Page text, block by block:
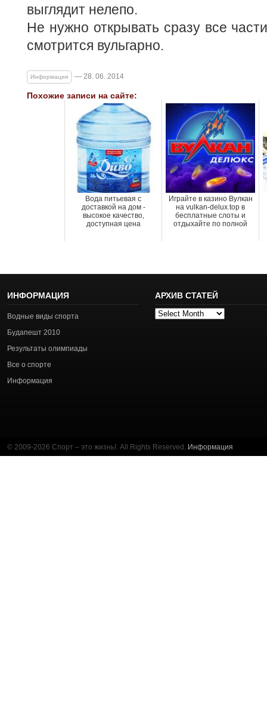
выглядит нелепо.
Не нужно открывать сразу все
смотрится вульгарно.
Информация — 28. 06. 2014
Похожие записи на сайте:
Вода питьевая с
доставкой на дом -
высокое качество,
доступная цена
Играйте в казино Вулкан
на vulkan-delux.top в
бесплатные слоты и
отдыхайте по полной
ИНФОРМАЦИЯ
Водные виды спорта
Будапешт 2010
Результаты олимпиады
Все о спорте
Информация
АРХИВ СТАТЕЙ
Архив
© 2009-2026 Спорт – это жизнь!. All Rights Reserved. Информация